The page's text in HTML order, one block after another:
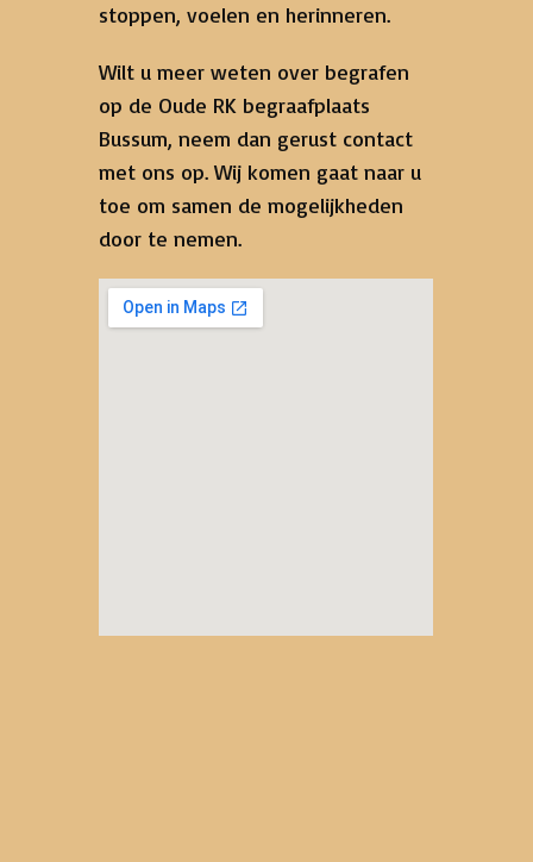
stoppen, voelen en herinneren.
Wilt u meer weten over begrafen
op de Oude RK begraafplaats
Bussum, neem dan gerust contact
met ons op. Wij komen gaat naar u
toe om samen de mogelijkheden
door te nemen.